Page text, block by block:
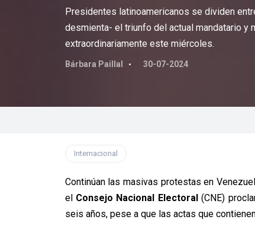
Presidentes latinoamericanos se dividen
desmienta- el triunfo del actual mandatario y
extraordinariamente este miércoles.
Bárbara Paillal 30-07-2024
Internacional
Continúan las masivas protestas en
el Consejo Nacional Electoral(CNE)
seis años, pese a que las actas que